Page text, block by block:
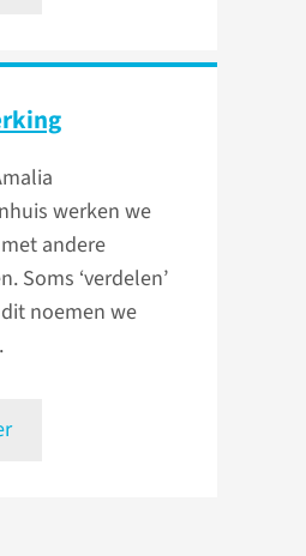
werken we
andere
Soms ‘verdelen’
noemen we